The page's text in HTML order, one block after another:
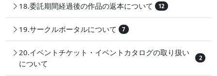
18.委託期間経過後の作品の返本について 12
19.サークルポータルについて 7
20.イベントチケット・イベントカタログの取り扱い
について
2